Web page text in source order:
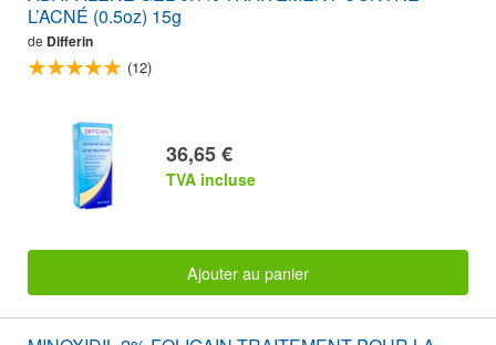
L’ACNÉ (0.5oz) 15g
de Differin
(12)
36,65 €
TVA incluse
Ajouter au panier